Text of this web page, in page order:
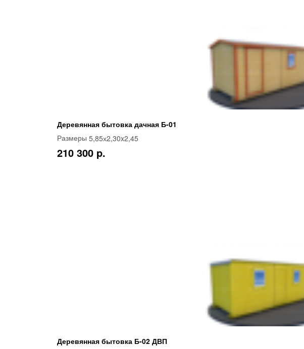
Деревянная бытовка дачная Б-01
Размеры 5,85х2,30x2,45
210 300 p.
Деревянная бытовка Б-02 ДВП